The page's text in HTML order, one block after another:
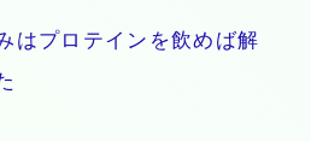
はプロテインを飲めば解